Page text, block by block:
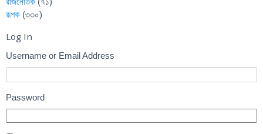
রূপক (৩৩০)
Log In
Username or Email Address
Password